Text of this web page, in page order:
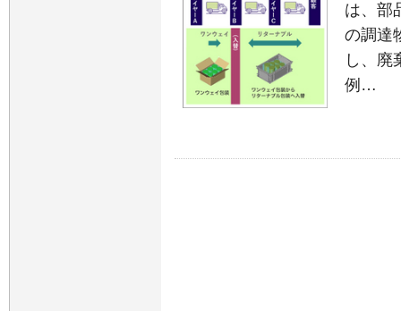
は、部
の調達
し、廃
例…